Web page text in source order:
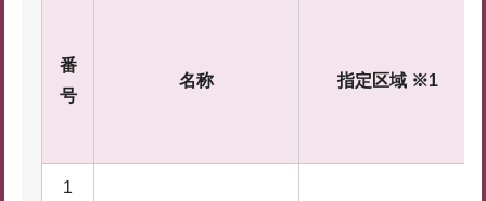
番
号
名称 指定区域 ※1
1